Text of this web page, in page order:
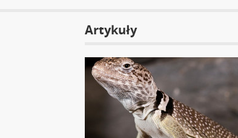
Artykuły